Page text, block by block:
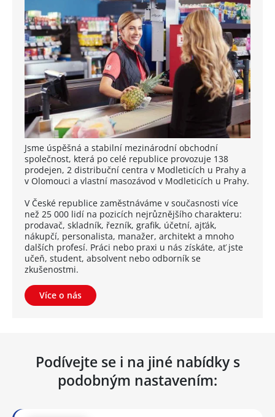
Jsme úspěšná a stabilní mezinárodní obchodní
společnost, která po celé republice provozuje 138
prodejen, 2 distribuční centra v Modleticích u Prahy a
v Olomouci a vlastní masozávod v Modleticích u Prahy.
V České republice zaměstnáváme v současnosti více
než 25 000 lidí na pozicích nejrůznějšího charakteru:
prodavač, skladník, řezník, grafik, účetní, ajťák,
nákupčí, personalista, manažer, architekt a mnoho
dalších profesí. Práci nebo praxi u nás získáte, ať jste
učeň, student, absolvent nebo odborník se
zkušenostmi.
Více o nás
Podívejte se i na jiné nabídky s
podobným nastavením: